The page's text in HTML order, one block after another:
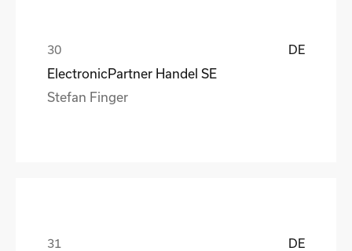
DE
ElectronicPartner Handel SE
Stefan Finger
DE